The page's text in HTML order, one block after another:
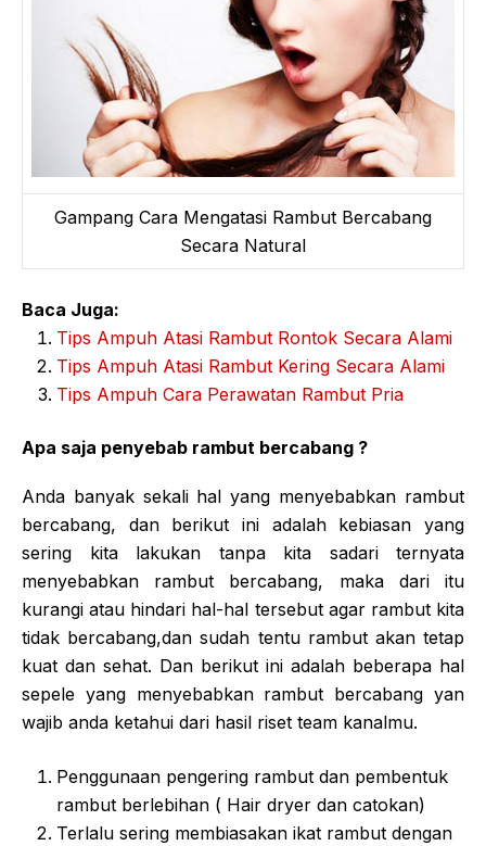
Gampang Cara Mengatasi Rambut Bercabang
Secara Natural
Baca Juga:
Tips Ampuh Atasi Rambut Rontok Secara Alami
Tips Ampuh Atasi Rambut Kering Secara Alami
Tips Ampuh Cara Perawatan Rambut Pria
Apa saja penyebab rambut bercabang ?
Anda banyak sekali hal yang menyebabkan rambut
bercabang, dan berikut ini adalah kebiasan yang
sering kita lakukan tanpa kita sadari ternyata
menyebabkan rambut bercabang, maka dari itu
kurangi atau hindari hal-hal tersebut agar rambut kita
tidak bercabang,dan sudah tentu rambut akan tetap
kuat dan sehat. Dan berikut ini adalah beberapa hal
sepele yang menyebabkan rambut bercabang yan
wajib anda ketahui dari hasil riset team kanalmu.
Penggunaan pengering rambut dan pembentuk
rambut berlebihan ( Hair dryer dan catokan)
Terlalu sering membiasakan ikat rambut dengan